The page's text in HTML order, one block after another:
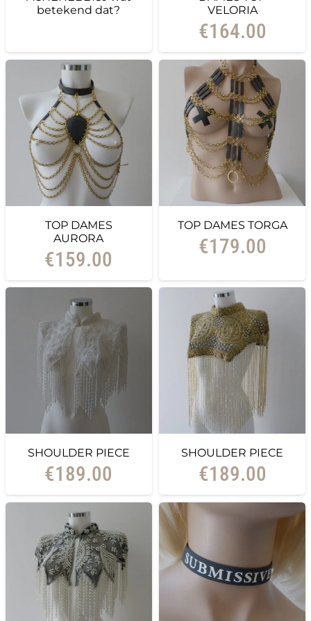
betekend dat?
VELORIA
€164.00
TOP DAMES
AURORA
€159.00
TOP DAMES TORGA
€179.00
SHOULDER PIECE
€189.00
SHOULDER PIECE
€189.00